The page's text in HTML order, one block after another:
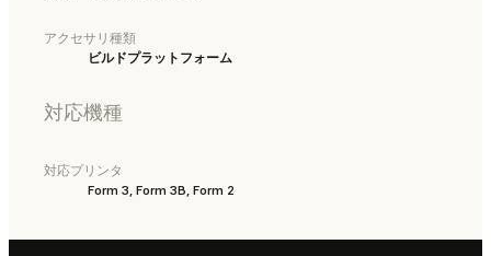
アクセサリ種類
ビルドプラットフォーム
対応機種
対応プリンタ
Form 3, Form 3B, Form 2